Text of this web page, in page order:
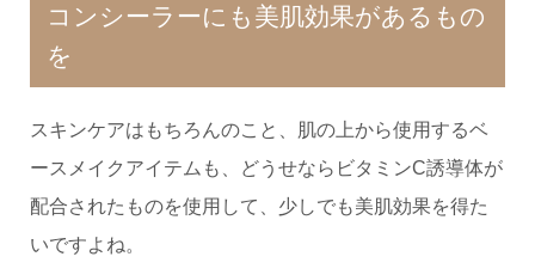
コンシーラーにも美肌効果があるもの
を
スキンケアはもちろんのこと、肌の上から使用するベ
ースメイクアイテムも、どうせならビタミンC誘導体が
配合されたものを使用して、少しでも美肌効果を得た
いですよね。